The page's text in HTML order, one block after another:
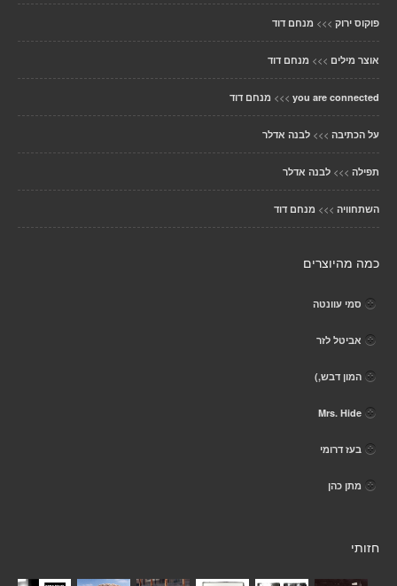
פוקוס ירוק >>> מנחם דוד
אוצר מילים >>> מנחם דוד
you are connected
>>> מנחם דוד
על הכתיבה >>> לבנה אדלר
תפילה >>> לבנה אדלר
השתחוויה >>> מנחם דוד
כמה מהיוצרים
סמי עוונטה
אביטל לזר
המון דבש,)
Mrs. Hide
בעז דרומי
מתן כהן
חזותי